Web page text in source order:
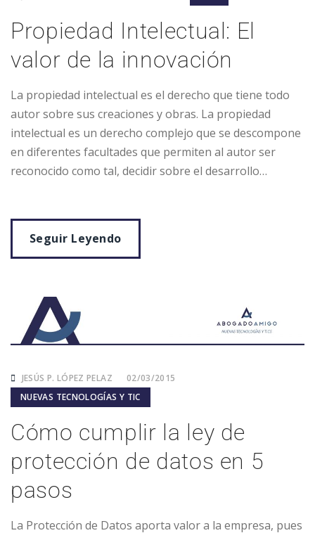
Propiedad Intelectual: El
valor de la innovación
La propiedad intelectual es el derecho que tiene todo
autor sobre sus creaciones y obras. La propiedad
intelectual es un derecho complejo que se descompone
en diferentes facultades que permiten al autor ser
reconocido como tal, decidir sobre el desarrollo…
Seguir Leyendo
JESÚS P. LÓPEZ PELAZ
02/03/2015
NUEVAS TECNOLOGÍAS Y TIC
Cómo cumplir la ley de
protección de datos en 5
pasos
La Protección de Datos aporta valor a la empresa, pues